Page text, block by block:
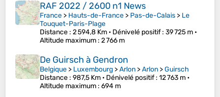
RAF 2022 / 2600 n1 News
France > Hauts-de-France > Pas-de-Calais > Le
Touquet-Paris-Plage
Distance : 2 594,8 Km • Dénivelé positif: 39 725 m •
Altitude maximum : 2 766 m
De Guirsch à Gendron
Belgique > Luxembourg >Arlon >Arlon >Guirsch
Distance : 987,5 Km • Dénivelé positif: 12 763 m •
Altitude maximum : 694 m